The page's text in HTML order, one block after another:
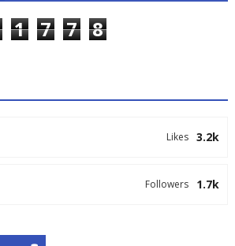
1 7 7 8
3.2k
Likes
1.7k
Followers